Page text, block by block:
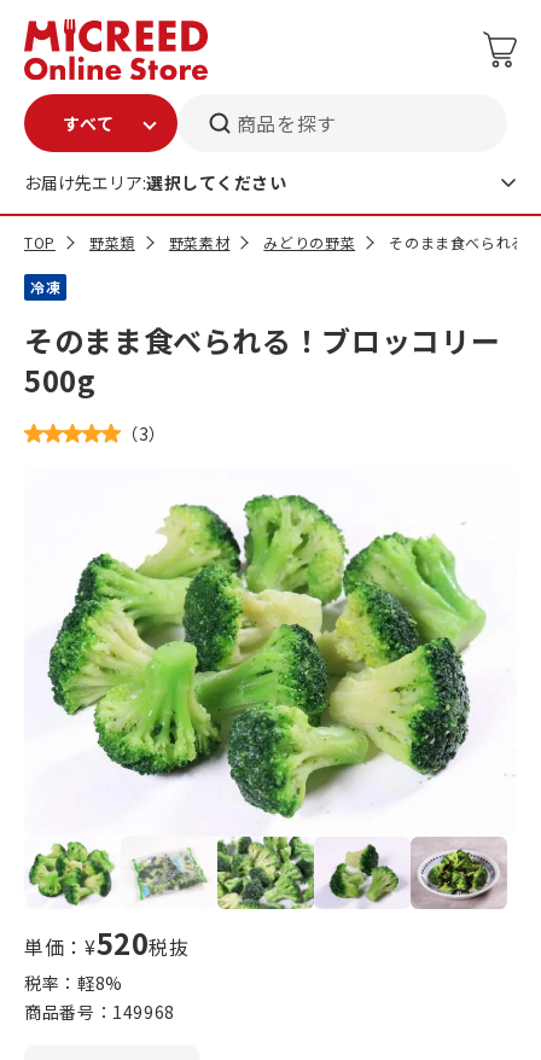
商品を探す
お届け先エリア:選択してください
TOP 野菜類 野菜素材 みどりの野菜 そのまま食べられる
冷凍
そのまま食べられる！ブロッコリー
500g
（3）
単価：¥520税抜
税率：軽8%
商品番号： 149968